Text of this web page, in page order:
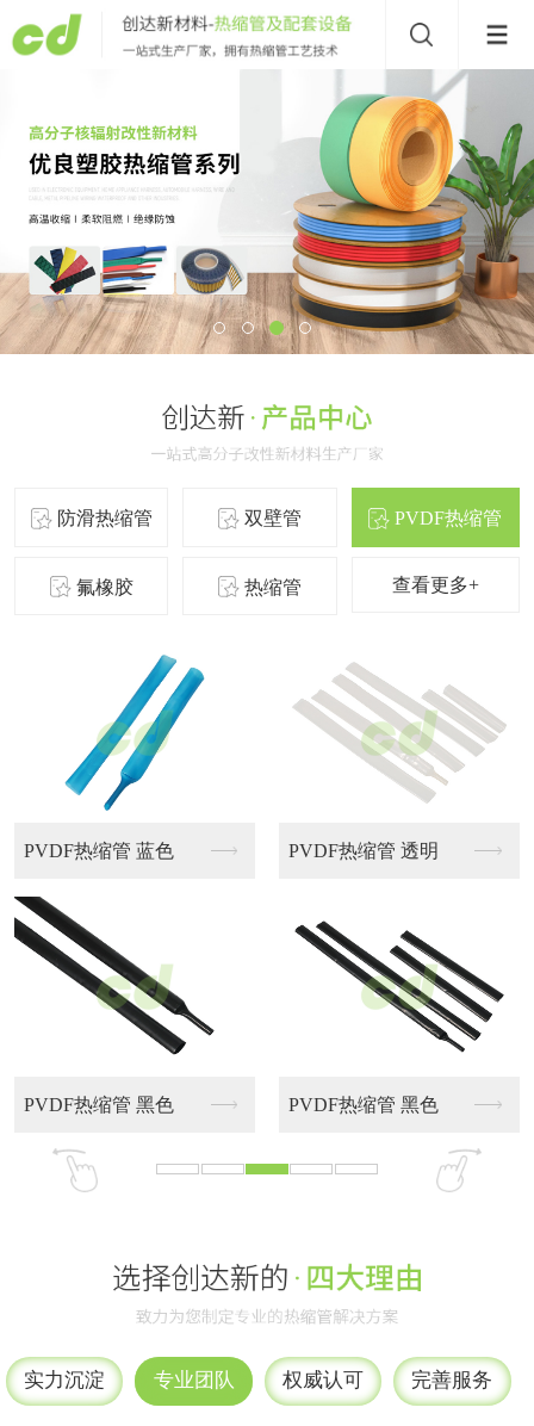
防滑热缩管 双壁管 PVDF热缩管
氟橡胶 热缩管 查看更多+
氟橡胶热缩管 氟橡胶热缩管
实力沉淀 专业团队 权威认可 完善服务